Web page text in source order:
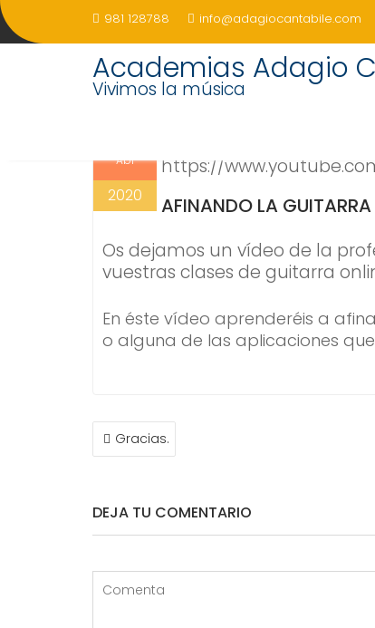
Saltar
al
981 128788 info@adagiocantabile.com
Academias Adagio
Vivimos la música
CÓMO AFINAR LA
Abr
2020
https://
AFINANDO LA GUITARRA
Os dejamos un vídeo de la
vuestras clases de guitarra
En éste vídeo aprenderéis a
o alguna de las aplicaciones
NAVEGACIÓN
DEGracias.
DEJA TU COMENTARIO